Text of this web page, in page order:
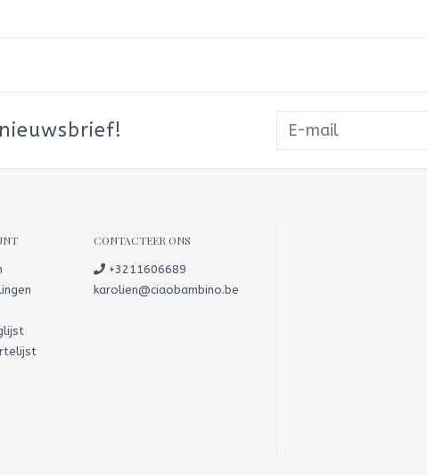
CONTACTEER ONS
+3211606689
karolien@ciaobambino.be